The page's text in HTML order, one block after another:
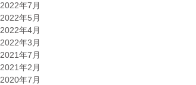
2022年7月
2022年5月
2022年4月
2022年3月
2021年7月
2021年2月
2020年7月